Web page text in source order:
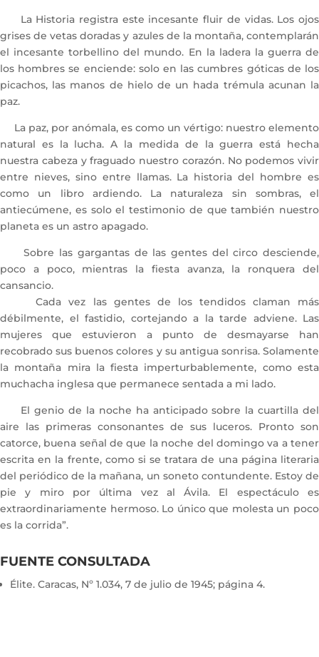
La Historia registra este incesante fluir de vidas. Los ojos
grises de vetas doradas y azules de la montaña, contemplarán
el incesante torbellino del mundo. En la ladera la guerra de
los hombres se enciende: solo en las cumbres góticas de los
picachos, las manos de hielo de un hada trémula acunan la
paz.
La paz, por anómala, es como un vértigo: nuestro elemento
natural es la lucha. A la medida de la guerra está hecha
nuestra cabeza y fraguado nuestro corazón. No podemos vivir
entre nieves, sino entre llamas. La historia del hombre es
como un libro ardiendo. La naturaleza sin sombras, el
antiecúmene, es solo el testimonio de que también nuestro
planeta es un astro apagado.
Sobre las gargantas de las gentes del circo desciende,
poco a poco, mientras la fiesta avanza, la ronquera del
cansancio.
Cada vez las gentes de los tendidos claman más
débilmente, el fastidio, cortejando a la tarde adviene. Las
mujeres que estuvieron a punto de desmayarse han
recobrado sus buenos colores y su antigua sonrisa. Solamente
la montaña mira la fiesta imperturbablemente, como esta
muchacha inglesa que permanece sentada a mi lado.
El genio de la noche ha anticipado sobre la cuartilla del
aire las primeras consonantes de sus luceros. Pronto son
catorce, buena señal de que la noche del domingo va a tener
escrita en la frente, como si se tratara de una página literaria
del periódico de la mañana, un soneto contundente. Estoy de
pie y miro por última vez al Ávila. El espectáculo es
extraordinariamente hermoso. Lo único que molesta un poco
es la corrida”.
FUENTE CONSULTADA
Élite. Caracas, Nº 1.034, 7 de julio de 1945; página 4.